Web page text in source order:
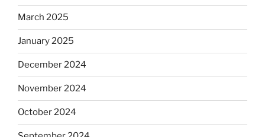
March 2025
January 2025
December 2024
November 2024
October 2024